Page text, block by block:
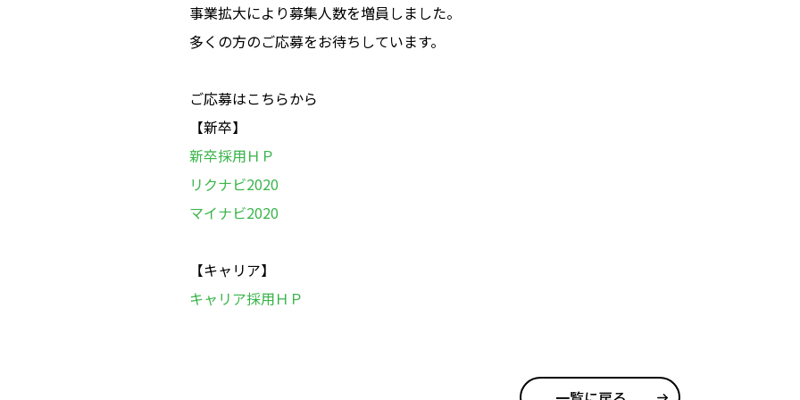
事業拡大により募集人数を増員しました。
多くの方のご応募をお待ちしています。
ご応募はこちらから
【新卒】
新卒採用ＨＰ
リクナビ2020
マイナビ2020
【キャリア】
キャリア採用ＨＰ